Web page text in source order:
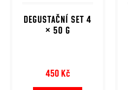
DEGUSTAČNÍ SET 4
× 50 G
450 Kč